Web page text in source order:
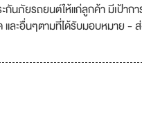
กันภัยรถยนต์ให้แก่ลูกค้า มีเป้า
และอื่นๆตามที่ได้รับมอบหมาย -